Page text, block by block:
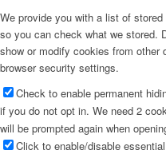
We provide you with a list of
so you can check what we stored.
show or modify cookies from other
browser security settings.
Check to enable permanent
if you do not opt in. We need 2
will be prompted again when
Click to enable/disable